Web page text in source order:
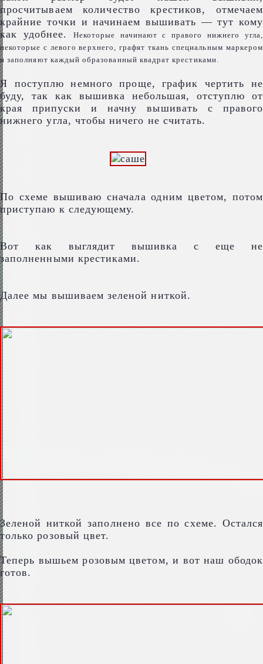
просчитываем количество крестиков, отмечаем
крайние точки и начинаем вышивать — тут кому
как удобнее.
Некоторые начинают с правого нижнего угла,
некоторые с левого верхнего, графят ткань специальным маркером
и заполняют каждый образованный квадрат крестиками.
Я поступлю немного проще, график чертить не
буду, так как вышивка небольшая, отступлю от
края припуски и начну вышивать с правого
нижнего угла, чтобы ничего не считать.
По схеме вышиваю сначала одним цветом, потом
приступаю к следующему.
Вот как выглядит вышивка с еще не
заполненными крестиками.
Далее мы вышиваем зеленой ниткой.
Зеленой ниткой заполнено все по схеме. Остался
только розовый цвет.
Теперь вышьем розовым цветом, и вот наш ободок
готов.